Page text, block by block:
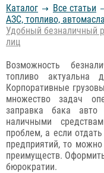
Каталог
Все статьи
АЗС, топливо,
Удобный безналичный
лиц
Возможность
топливо
Корпоративные
множество задач
заправка бака
наличными
проблем, а если
предприятий, то
преимуществ.
бюрократии.